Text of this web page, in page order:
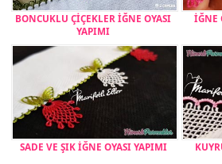
BONCUKLU ÇİÇEKLER İĞNE OYASI
YAPIMI
İĞNE
SADE VE ŞIK İĞNE OYASI YAPIMI